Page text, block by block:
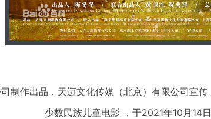
制作出品，天迈文化传媒（北京）有限公司宣
少数民族儿童电影 ，于2021年10月14